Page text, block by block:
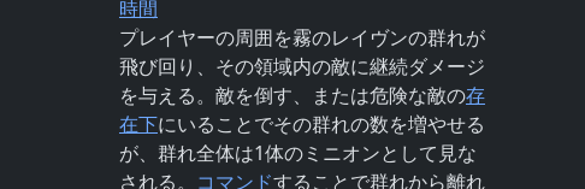
時間
プレイヤーの周囲を霧のレイヴンの群れが
飛び回り、その領域内の敵に継続ダメージ
を与える。敵を倒す、または危険な敵の存
在下にいることでその群れの数を増やせる
が、群れ全体は1体のミニオンとして見な
される。 コマンドすることで群れから離れ